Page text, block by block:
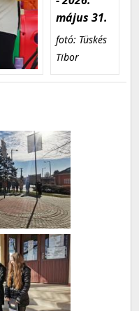
május 31.
fotó: Tüskés
Tibor